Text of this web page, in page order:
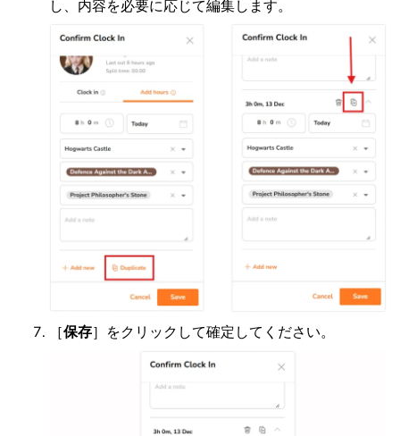
し、内容を必要に応じて編集します。
［保存］をクリックして確定してください。